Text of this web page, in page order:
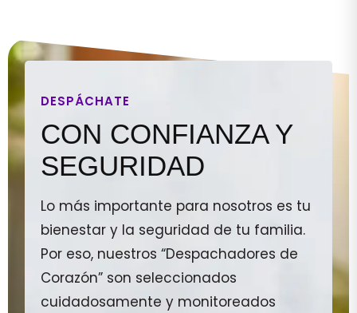
DESPÁCHATE
CON CONFIANZA Y
SEGURIDAD
Lo más importante para nosotros es tu
bienestar y la seguridad de tu familia.
Por eso, nuestros “Despachadores de
Corazón” son seleccionados
cuidadosamente y monitoreados